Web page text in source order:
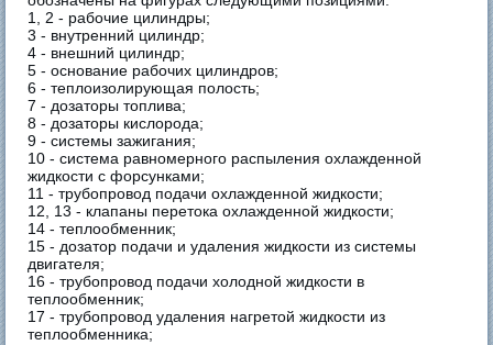
1, 2 - рабочие цилиндры;
3 - внутренний цилиндр;
4 - внешний цилиндр;
5 - основание рабочих цилиндров;
6 - теплоизолирующая полость;
7 - дозаторы топлива;
8 - дозаторы кислорода;
9 - системы зажигания;
10 - система равномерного распыления охлажденной
жидкости с форсунками;
11 - трубопровод подачи охлажденной жидкости;
12, 13 - клапаны перетока охлажденной жидкости;
14 - теплообменник;
15 - дозатор подачи и удаления жидкости из системы
двигателя;
16 - трубопровод подачи холодной жидкости в
теплообменник;
17 - трубопровод удаления нагретой жидкости из
теплообменника;